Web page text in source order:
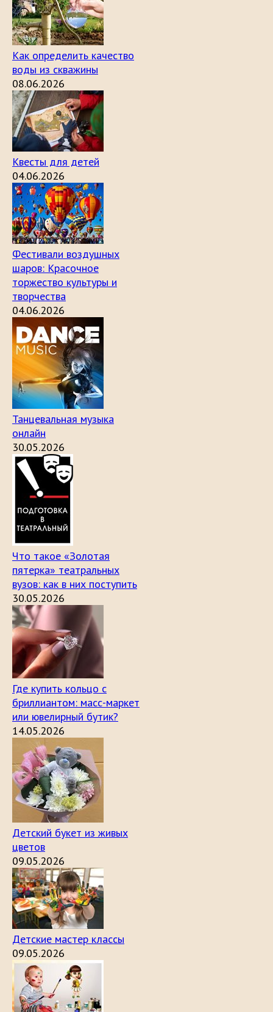
Как определить качество
воды из скважины
08.06.2026
Квесты для детей
04.06.2026
Фестивали воздушных
шаров: Красочное
торжество культуры и
творчества
04.06.2026
Танцевальная музыка
онлайн
30.05.2026
Что такое «Золотая
пятерка» театральных
вузов: как в них поступить
30.05.2026
Где купить кольцо с
бриллиантом: масс-маркет
или ювелирный бутик?
14.05.2026
Детский букет из живых
цветов
09.05.2026
Детские мастер классы
09.05.2026